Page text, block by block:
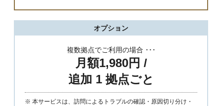
オプション
複数拠点でご利用の場合 ･･･
月額1,980円 /
追加 1 拠点ごと
本サービスは、訪問によるトラブルの確認・原因切り分け・